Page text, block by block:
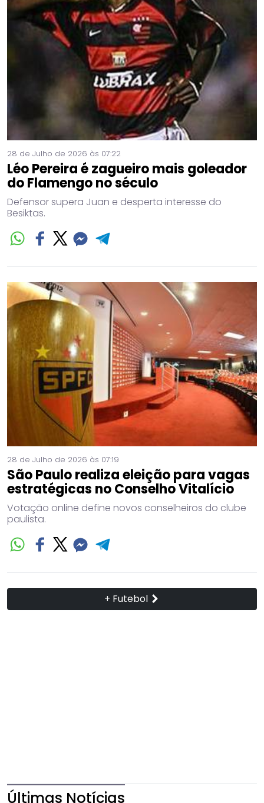
28 de Julho de 2026 às 07:22
Léo Pereira é zagueiro mais goleador
do Flamengo no século
Defensor supera Juan e desperta interesse do
Besiktas.
28 de Julho de 2026 às 07:19
São Paulo realiza eleição para vagas
estratégicas no Conselho Vitalício
Votação online define novos conselheiros do clube
paulista.
+ Futebol
Últimas Notícias